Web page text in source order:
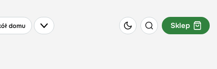
domu Sklep